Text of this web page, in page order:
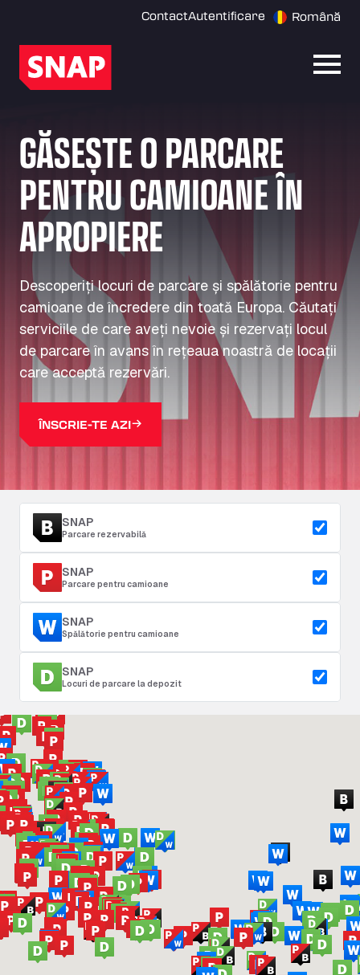
ContactAutentificare Română
GĂSEȘTE O PARCARE
PENTRU CAMIOANE ÎN
APROPIERE
Descoperiți locuri de parcare și spălătorie pentru
camioane de încredere din toată Europa. Căutați
serviciile de care aveți nevoie și rezervați locul
de parcare în avans în rețeaua noastră de locații
care acceptă rezervări.
ÎNSCRIE-TE AZI
SNAP
Parcare rezervabilă
SNAP
Parcare pentru camioane
SNAP
Spălătorie pentru camioane
SNAP
Locuri de parcare la depozit